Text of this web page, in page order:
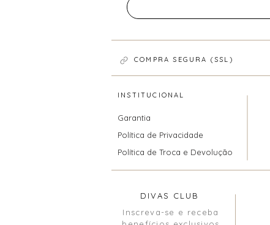
COMPRA SEGURA (SSL)
INSTITUCIONAL
Garantia
Política de Privacidade
Política de Troca e Devolução
DIVAS CLUB
Inscreva-se e receba